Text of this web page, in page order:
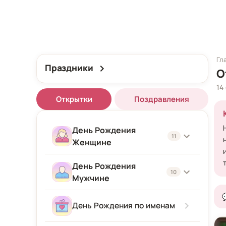
Праздники
Открытки Поздравления
День Рождения
Женщине
11
Женщине
Подруге
Девушке
День Рождения
Мужчине
10
Мужчине
День Рождения по именам